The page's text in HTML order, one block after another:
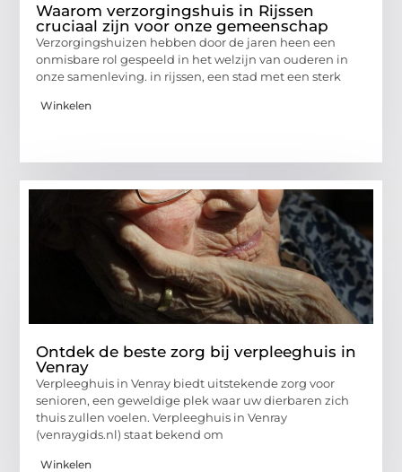
Waarom verzorgingshuis in Rijssen
cruciaal zijn voor onze gemeenschap
Verzorgingshuizen hebben door de jaren heen een
onmisbare rol gespeeld in het welzijn van ouderen in
onze samenleving. in rijssen, een stad met een sterk
Winkelen
Ontdek de beste zorg bij verpleeghuis in
Venray
Verpleeghuis in Venray biedt uitstekende zorg voor
senioren, een geweldige plek waar uw dierbaren zich
thuis zullen voelen. Verpleeghuis in Venray
(venraygids.nl) staat bekend om
Winkelen